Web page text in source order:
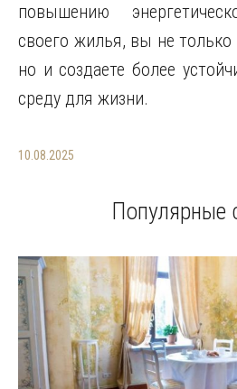
повышению
своего жилья, вы не только
но и создаете более
среду для жизни.
10.08.2025
Популярные